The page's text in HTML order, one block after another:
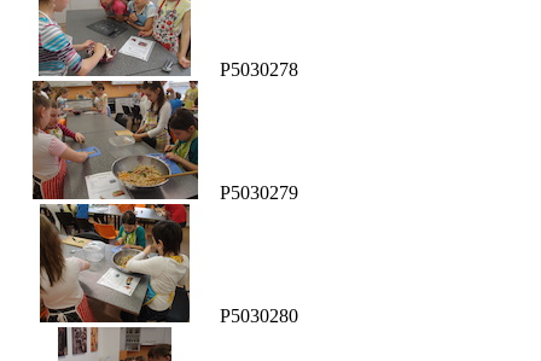
P5030278
P5030279
P5030280